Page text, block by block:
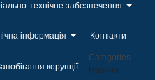
технічне забезпечення
інформація Контакти
корупції
Categories
Новини